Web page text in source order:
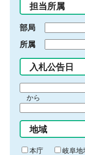
力
担当所属
部局
所属
入札公告日
間
始
り
から
間
終
わ
地域
本庁
岐阜地